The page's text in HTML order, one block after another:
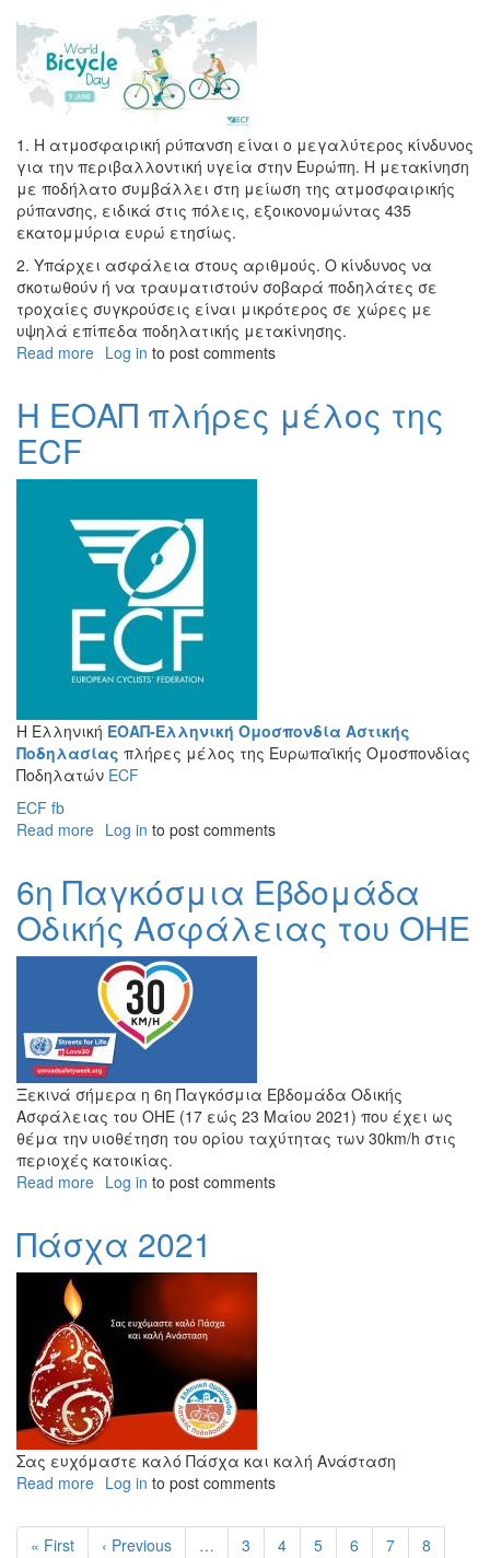
1. Η ατμοσφαιρική ρύπανση είναι ο μεγαλύτερος κίνδυνος
για την περιβαλλοντική υγεία στην Ευρώπη. Η μετακίνηση
με ποδήλατο συμβάλλει στη μείωση της ατμοσφαιρικής
ρύπανσης, ειδικά στις πόλεις, εξοικονομώντας 435
εκατομμύρια ευρώ ετησίως.
2. Υπάρχει ασφάλεια στους αριθμούς. Ο κίνδυνος να
σκοτωθούν ή να τραυματιστούν σοβαρά ποδηλάτες σε
τροχαίες συγκρούσεις είναι μικρότερος σε χώρες με
υψηλά επίπεδα ποδηλατικής μετακίνησης.
Read more about
Παγκόσμια
Log in to post comments
Η ΕΟΑΠ πλήρες μέλος της
ECF
Η Ελληνική ΕΟΑΠ-Ελληνική Ομοσπονδία Αστικής
Ποδηλασίας πλήρες μέλος της Ευρωπαϊκής Ομοσπονδίας
Ποδηλατών ECF
ECF fb
Read more about
πλήρες
μέλος
της
ECF
Log in to post comments
6η Παγκόσμια Εβδομάδα
Οδικής Ασφάλειας του ΟΗΕ
Ξεκινά σήμερα η 6η Παγκόσμια Εβδομάδα Οδικής
Ασφάλειας του ΟΗΕ (17 εώς 23 Μαίου 2021) που έχει ως
θέμα την υιοθέτηση του ορίου ταχύτητας των 30km/h στις
περιοχές κατοικίας.
Read more about
Εβδομάδα
Οδικής
ΟΗΕ
Log in to post comments
Πάσχα 2021
Σας ευχόμαστε καλό Πάσχα και καλή Ανάσταση
Read more about
2021
Log in to post comments
Pagination
First
« First
Previous
‹ Previous … Page
3 Page
4 Page
5 Page
6 Page
7 Page
8